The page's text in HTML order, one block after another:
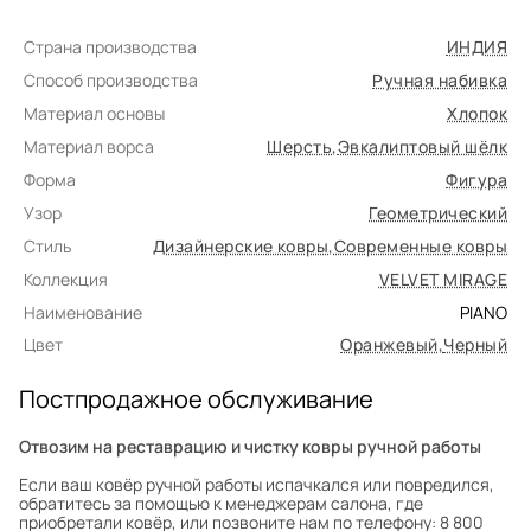
Страна производства
ИНДИЯ
Способ производства
Ручная набивка
Материал основы
Хлопок
Материал ворса
Шерсть,Эвкалиптовый шёлк
Форма
Фигура
Узор
Геометрический
Стиль
Дизайнерские ковры,Современные ковры
Коллекция
VELVET MIRAGE
Наименование
PIANO
Цвет
Оранжевый,Черный
Постпродажное обслуживание
Отвозим на реставрацию и чистку ковры ручной работы
Если ваш ковёр ручной работы испачкался или повредился,
обратитесь за помощью к менеджерам салона, где
приобретали ковёр, или позвоните нам по телефону: 8 800